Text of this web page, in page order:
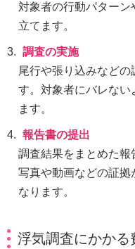
対象者の行動パター
立てます。
調査の実施
尾行や張り込みなどの
す。対象者にバレない
ます。
報告書の提出
調査結果をまとめた報
写真や動画などの証拠
なります。
浮気調査にかかる